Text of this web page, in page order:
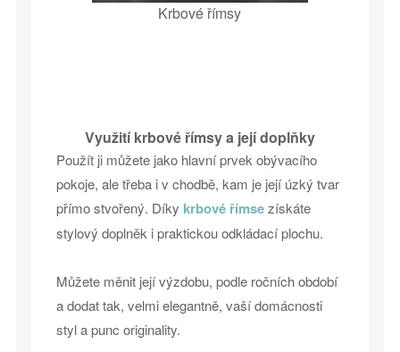
Krbové římsy
Využití krbové římsy a její doplňky
Použít ji můžete jako hlavní prvek obývacího
pokoje, ale třeba i v chodbě, kam je její úzký tvar
přímo stvořený. Díky krbové římsezískáte
stylový doplněk i praktickou odkládací plochu.
Můžete měnit její výzdobu, podle ročních období
a dodat tak, velmi elegantně, vaší domácnosti
styl a punc originality.